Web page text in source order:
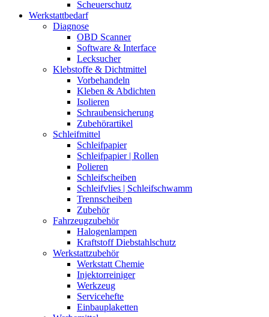
Scheuerschutz
Werkstattbedarf
Diagnose
OBD Scanner
Software & Interface
Lecksucher
Klebstoffe & Dichtmittel
Vorbehandeln
Kleben & Abdichten
Isolieren
Schraubensicherung
Zubehörartikel
Schleifmittel
Schleifpapier
Schleifpapier | Rollen
Polieren
Schleifscheiben
Schleifvlies | Schleifschwamm
Trennscheiben
Zubehör
Fahrzeugzubehör
Halogenlampen
Kraftstoff Diebstahlschutz
Werkstattzubehör
Werkstatt Chemie
Injektorreiniger
Werkzeug
Servicehefte
Einbauplaketten